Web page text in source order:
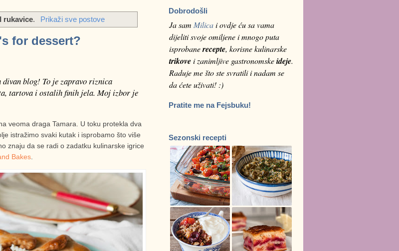
rukavice. Prikaži sve postove
for dessert?
blog! To je zapravo riznica
tartova i ostalih finih jela. Moj izbor je
veoma draga Tamara. U toku protekla dva
istražimo svaki kutak i isprobamo što više
znaju da se radi o zadatku kulinarske igrice
Bakes
Dobrodošli
Ja sam Milicai ovdje ću sa vama
dijeliti svoje omiljene i mnogo puta
isprobanerecepte, korisne kulinarske
trikovei zanimljive gastronomskeideje.
Raduje me što ste svratili i nadam se
da ćete uživati! :)
Pratite me na Fejsbuku!
Sezonski recepti